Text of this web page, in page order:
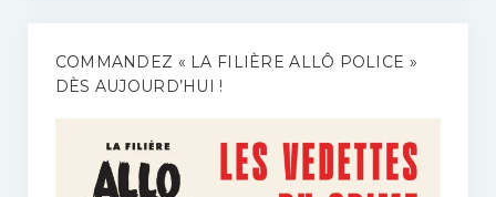
COMMANDEZ « LA FILIÈRE ALLÔ POLICE »
DÈS AUJOURD’HUI !